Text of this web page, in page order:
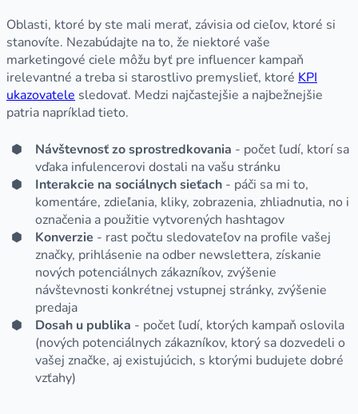
Oblasti, ktoré by ste mali merať, závisia od cieľov, ktoré si
stanovíte. Nezabúdajte na to, že niektoré vaše
marketingové ciele môžu byť pre influencer kampaň
irelevantné a treba si starostlivo premyslieť, ktoré KPI
ukazovatele sledovať. Medzi najčastejšie a najbežnejšie
patria napríklad tieto.
Návštevnosť zo sprostredkovania - počet ľudí, ktorí sa
vďaka infulencerovi dostali na vašu stránku
Interakcie na sociálnych sieťach - páči sa mi to,
komentáre, zdieľania, kliky, zobrazenia, zhliadnutia, no i
označenia a použitie vytvorených hashtagov
Konverzie - rast počtu sledovateľov na profile vašej
značky, prihlásenie na odber newslettera, získanie
nových potenciálnych zákazníkov, zvýšenie
návštevnosti konkrétnej vstupnej stránky, zvýšenie
predaja
Dosah u publika - počet ľudí, ktorých kampaň oslovila
(nových potenciálnych zákazníkov, ktorý sa dozvedeli o
vašej značke, aj existujúcich, s ktorými budujete dobré
vzťahy)